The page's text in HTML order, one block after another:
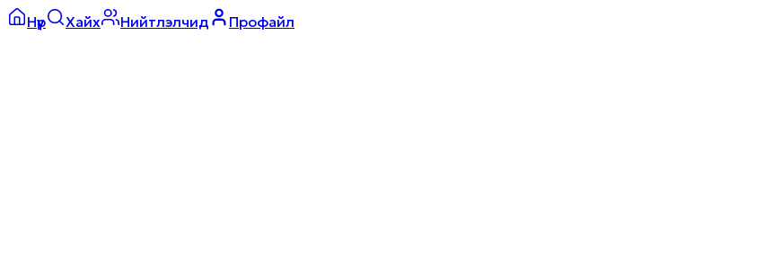
Нүүр Хайх Нийтлэлчид Профайл